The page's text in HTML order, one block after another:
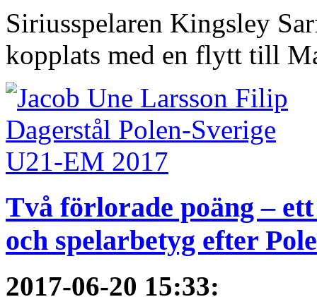
Siriusspelaren Kingsley
kopplats med en flytt till
Två förlorade poäng –
och spelarbetyg efter
2017-06-20 15:33: